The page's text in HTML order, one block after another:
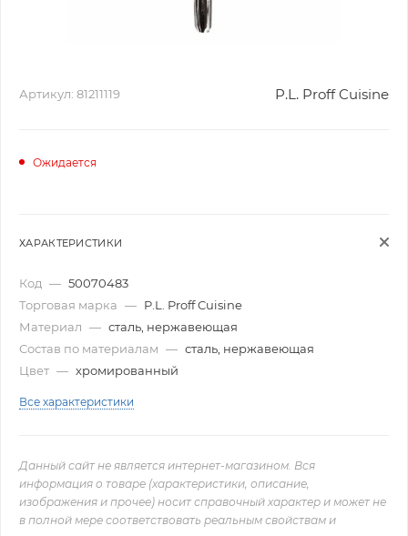
Артикул: 81211119 P.L. Proff Cuisine
Ожидается
ХАРАКТЕРИСТИКИ
Код — 50070483
Торговая марка — P.L. Proff Cuisine
Материал — сталь, нержавеющая
Состав по материалам — сталь, нержавеющая
Цвет — хромированный
Все характеристики
Данный сайт не является интернет-магазином. Вся
информация о товаре (характеристики, описание,
изображения и прочее) носит справочный характер и может не
в полной мере соответствовать реальным свойствам и